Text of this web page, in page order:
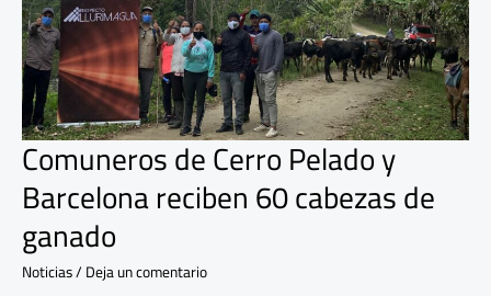
Comuneros de Cerro Pelado y
Barcelona reciben 60 cabezas de
ganado
Noticias/Deja un comentario
60
cabezas
de
ganado